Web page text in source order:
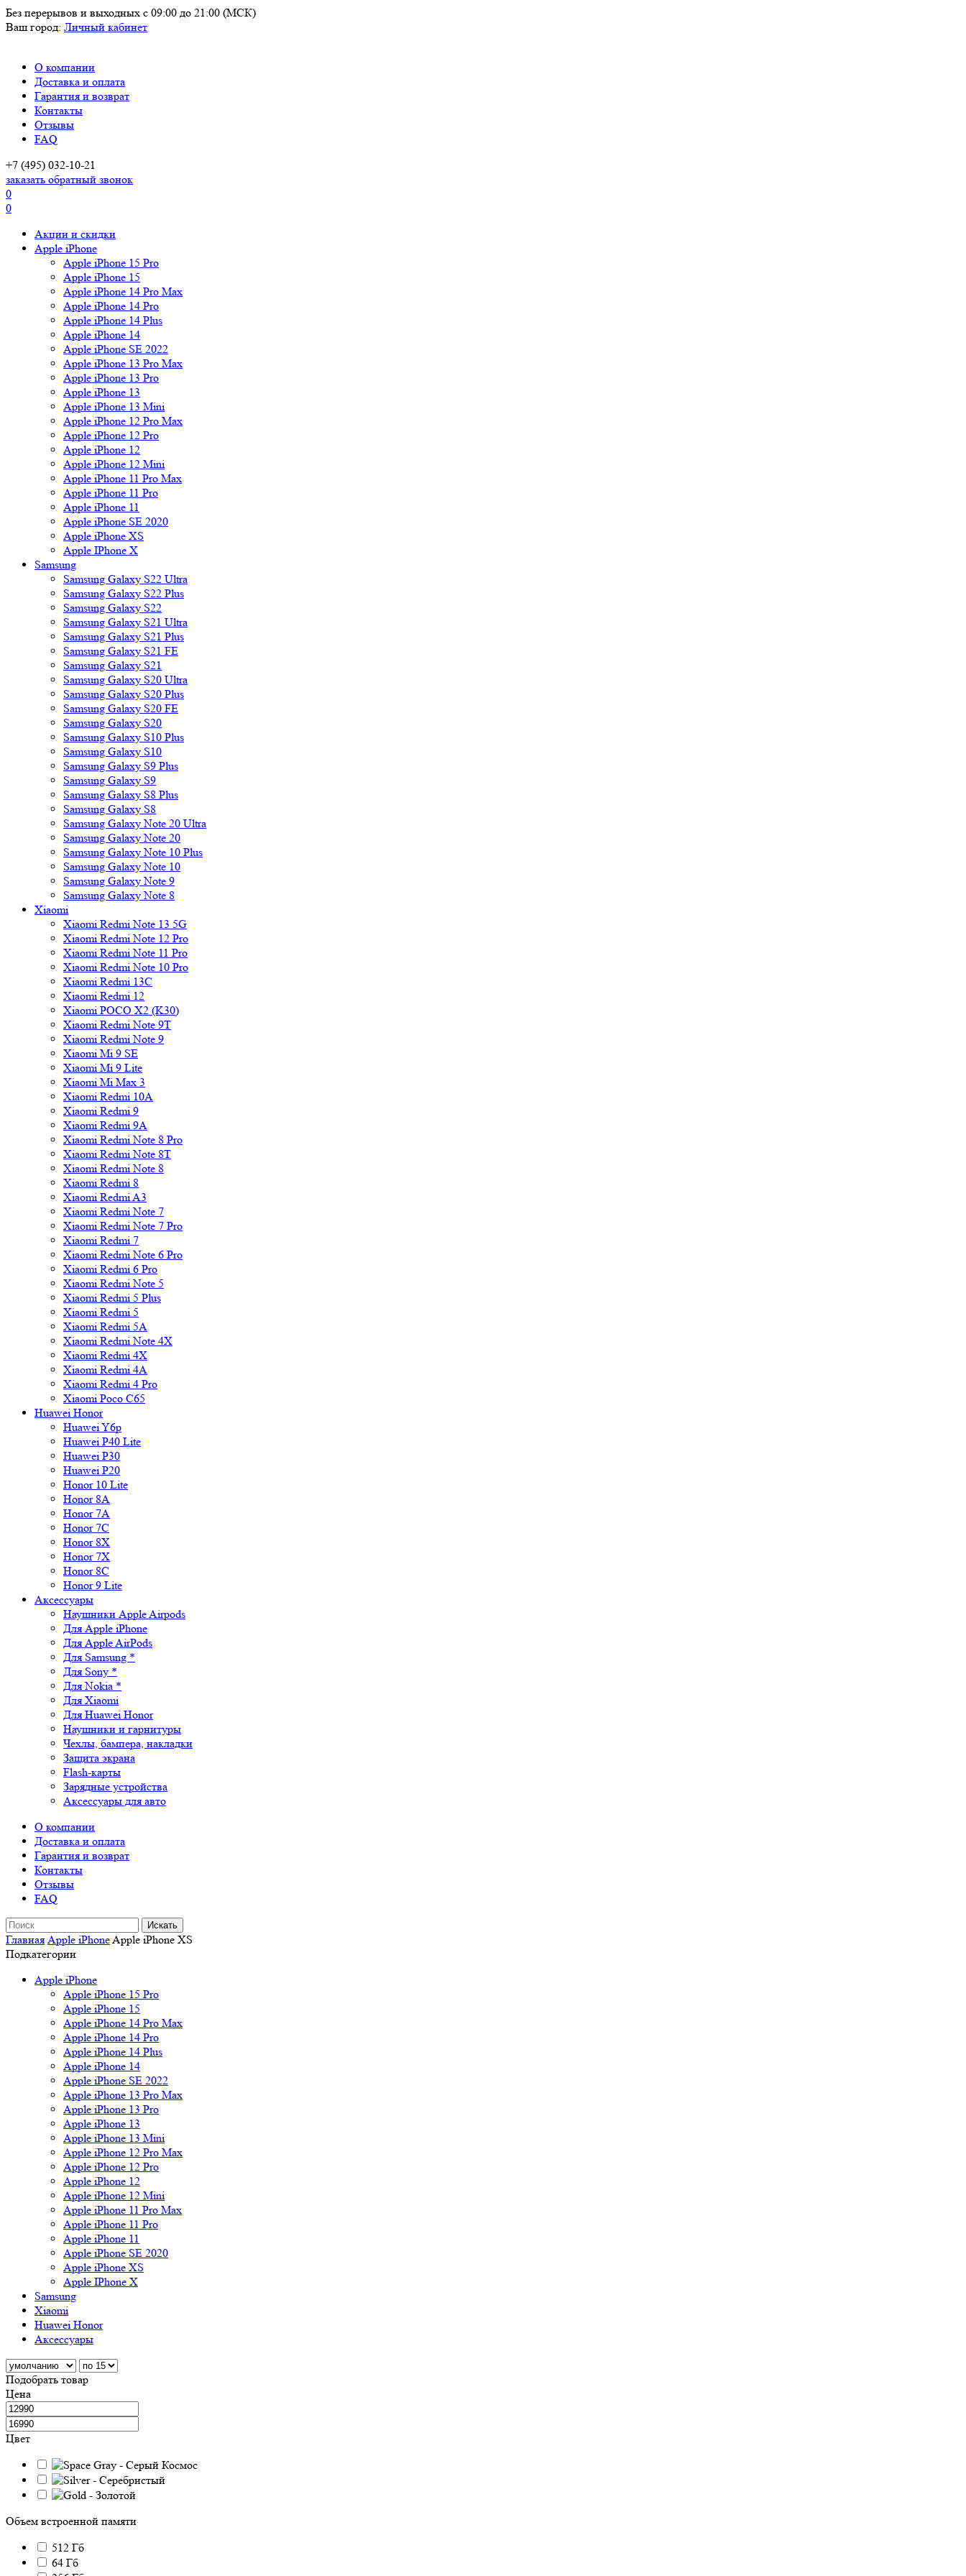
Без перерывов и выходных с 09:00 до 21:00 (МСК)
Ваш город: Личный кабинет
О компании
Доставка и оплата
Гарантия и возврат
Контакты
Отзывы
FAQ
+7 (495) 032-10-21
заказать обратный звонок
0
0
Акции и скидки
Apple iPhone
Apple iPhone 15 Pro
Apple iPhone 15
Apple iPhone 14 Pro Max
Apple iPhone 14 Pro
Apple iPhone 14 Plus
Apple iPhone 14
Apple iPhone SE 2022
Apple iPhone 13 Pro Max
Apple iPhone 13 Pro
Apple iPhone 13
Apple iPhone 13 Mini
Apple iPhone 12 Pro Max
Apple iPhone 12 Pro
Apple iPhone 12
Apple iPhone 12 Mini
Apple iPhone 11 Pro Max
Apple iPhone 11 Pro
Apple iPhone 11
Apple iPhone SE 2020
Apple iPhone XS
Apple IPhone X
Samsung
Samsung Galaxy S22 Ultra
Samsung Galaxy S22 Plus
Samsung Galaxy S22
Samsung Galaxy S21 Ultra
Samsung Galaxy S21 Plus
Samsung Galaxy S21 FE
Samsung Galaxy S21
Samsung Galaxy S20 Ultra
Samsung Galaxy S20 Plus
Samsung Galaxy S20 FE
Samsung Galaxy S20
Samsung Galaxy S10 Plus
Samsung Galaxy S10
Samsung Galaxy S9 Plus
Samsung Galaxy S9
Samsung Galaxy S8 Plus
Samsung Galaxy S8
Samsung Galaxy Note 20 Ultra
Samsung Galaxy Note 20
Samsung Galaxy Note 10 Plus
Samsung Galaxy Note 10
Samsung Galaxy Note 9
Samsung Galaxy Note 8
Xiaomi
Xiaomi Redmi Note 13 5G
Xiaomi Redmi Note 12 Pro
Xiaomi Redmi Note 11 Pro
Xiaomi Redmi Note 10 Pro
Xiaomi Redmi 13C
Xiaomi Redmi 12
Xiaomi POCO X2 (K30)
Xiaomi Redmi Note 9T
Xiaomi Redmi Note 9
Xiaomi Mi 9 SE
Xiaomi Mi 9 Lite
Xiaomi Mi Max 3
Xiaomi Redmi 10A
Xiaomi Redmi 9
Xiaomi Redmi 9A
Xiaomi Redmi Note 8 Pro
Xiaomi Redmi Note 8T
Xiaomi Redmi Note 8
Xiaomi Redmi 8
Xiaomi Redmi A3
Xiaomi Redmi Note 7
Xiaomi Redmi Note 7 Pro
Xiaomi Redmi 7
Xiaomi Redmi Note 6 Pro
Xiaomi Redmi 6 Pro
Xiaomi Redmi Note 5
Xiaomi Redmi 5 Plus
Xiaomi Redmi 5
Xiaomi Redmi 5A
Xiaomi Redmi Note 4X
Xiaomi Redmi 4X
Xiaomi Redmi 4A
Xiaomi Redmi 4 Pro
Xiaomi Poco C65
Huawei Honor
Huawei Y6p
Huawei P40 Lite
Huawei P30
Huawei P20
Honor 10 Lite
Honor 8A
Honor 7A
Honor 7C
Honor 8X
Honor 7X
Honor 8C
Honor 9 Lite
Аксессуары
Наушники Apple Airpods
Для Apple iPhone
Для Apple AirPods
Для Samsung *
Для Sony *
Для Nokia *
Для Xiaomi
Для Huawei Honor
Наушники и гарнитуры
Чехлы, бампера, накладки
Защита экрана
Flash-карты
Зарядные устройства
Аксессуары для авто
О компании
Доставка и оплата
Гарантия и возврат
Контакты
Отзывы
FAQ
Главная Apple iPhoneApple iPhone XS
Подкатегории
Apple iPhone
Apple iPhone 15 Pro
Apple iPhone 15
Apple iPhone 14 Pro Max
Apple iPhone 14 Pro
Apple iPhone 14 Plus
Apple iPhone 14
Apple iPhone SE 2022
Apple iPhone 13 Pro Max
Apple iPhone 13 Pro
Apple iPhone 13
Apple iPhone 13 Mini
Apple iPhone 12 Pro Max
Apple iPhone 12 Pro
Apple iPhone 12
Apple iPhone 12 Mini
Apple iPhone 11 Pro Max
Apple iPhone 11 Pro
Apple iPhone 11
Apple iPhone SE 2020
Apple iPhone XS
Apple IPhone X
Samsung
Xiaomi
Huawei Honor
Аксессуары
Подобрать товар
Цена
Цвет
Объем встроенной памяти
512 Гб
64 Гб